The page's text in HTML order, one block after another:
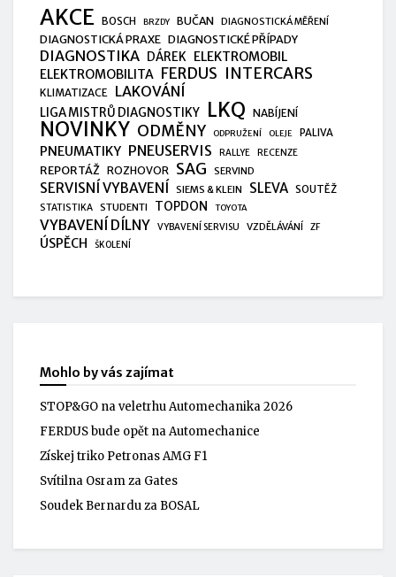
AKCE BOSCH BRZDY BUČAN DIAGNOSTICKÁ MĚŘENÍ
DIAGNOSTICKÁ PRAXE DIAGNOSTICKÉ PŘÍPADY
DIAGNOSTIKA DÁREK ELEKTROMOBIL
ELEKTROMOBILITA FERDUS INTERCARS
KLIMATIZACE LAKOVÁNÍ
LIGA MISTRŮ DIAGNOSTIKY LKQ NABÍJENÍ
NOVINKY ODMĚNY ODPRUŽENÍ OLEJE PALIVA
PNEUMATIKY PNEUSERVIS RALLYE RECENZE
REPORTÁŽ ROZHOVOR SAG SERVIND
SERVISNÍ VYBAVENÍ SIEMS & KLEIN SLEVA SOUTĚŽ
STATISTIKA STUDENTI TOPDON TOYOTA
VYBAVENÍ DÍLNY VYBAVENÍ SERVISU VZDĚLÁVÁNÍ ZF
ÚSPĚCH ŠKOLENÍ
Mohlo by vás zajímat
STOP&GO na veletrhu Automechanika 2026
FERDUS bude opět na Automechanice
Získej triko Petronas AMG F1
Svítilna Osram za Gates
Soudek Bernardu za BOSAL